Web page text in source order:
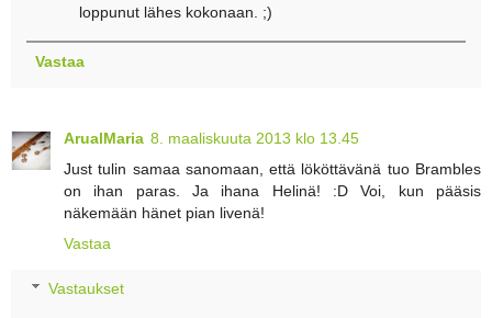
loppunut lähes kokonaan. ;)
Vastaa
ArualMaria 8. maaliskuuta 2013 klo 13.45
Just tulin samaa sanomaan, että lököttävänä tuo Brambles
on ihan paras. Ja ihana Helinä! :D Voi, kun pääsis
näkemään hänet pian livenä!
Vastaa
Vastaukset